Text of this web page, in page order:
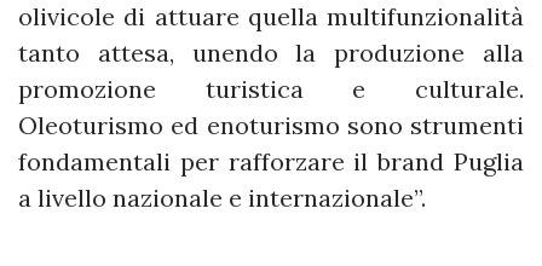
olivicole di attuare quella multifunzionalità
tanto attesa, unendo la produzione alla
promozione turistica e culturale.
Oleoturismo ed enoturismo sono strumenti
fondamentali per rafforzare il brand Puglia
a livello nazionale e internazionale”.